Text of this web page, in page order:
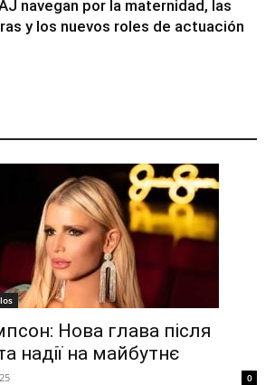
navegan por la maternidad, las
y los nuevos roles de actuación
Нова глава після
надії на майбутнє
0